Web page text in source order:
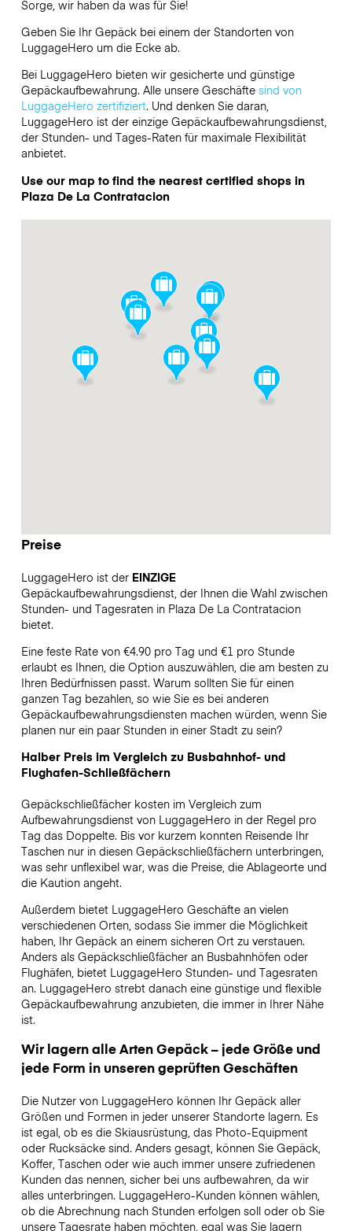
Sorge, wir haben da was für Sie!
Geben Sie Ihr Gepäck bei einem der Standorten von
LuggageHero um die Ecke ab.
Bei LuggageHero bieten wir gesicherte und günstige
Gepäckaufbewahrung. Alle unsere Geschäfte sind von
LuggageHero zertifiziert. Und denken Sie daran,
LuggageHero ist der einzige Gepäckaufbewahrungsdienst,
der Stunden- und Tages-Raten für maximale Flexibilität
anbietet.
Use our map to find the nearest certified shops in
Plaza De La Contratacion
Preise
LuggageHero ist der EINZIGE
Gepäckaufbewahrungsdienst, der Ihnen die Wahl zwischen
Stunden- und Tagesraten in Plaza De La Contratacion
bietet.
Eine feste Rate von €4.90 pro Tag und €1 pro Stunde
erlaubt es Ihnen, die Option auszuwählen, die am besten zu
Ihren Bedürfnissen passt. Warum sollten Sie für einen
ganzen Tag bezahlen, so wie Sie es bei anderen
Gepäckaufbewahrungsdiensten machen würden, wenn Sie
planen nur ein paar Stunden in einer Stadt zu sein?
Halber Preis im Vergleich zu Busbahnhof- und
Flughafen-Schließfächern
Gepäckschließfächer kosten im Vergleich zum
Aufbewahrungsdienst von LuggageHero in der Regel pro
Tag das Doppelte. Bis vor kurzem konnten Reisende Ihr
Taschen nur in diesen Gepäckschließfächern unterbringen,
was sehr unflexibel war, was die Preise, die Ablageorte und
die Kaution angeht.
Außerdem bietet LuggageHero Geschäfte an vielen
verschiedenen Orten, sodass Sie immer die Möglichkeit
haben, Ihr Gepäck an einem sicheren Ort zu verstauen.
Anders als Gepäckschließfächer an Busbahnhöfen oder
Flughäfen, bietet LuggageHero Stunden- und Tagesraten
an. LuggageHero strebt danach eine günstige und flexible
Gepäckaufbewahrung anzubieten, die immer in Ihrer Nähe
ist.
Wir lagern alle Arten Gepäck – jede Größe und
jede Form in unseren geprüften Geschäften
Die Nutzer von LuggageHero können Ihr Gepäck aller
Größen und Formen in jeder unserer Standorte lagern. Es
ist egal, ob es die Skiausrüstung, das Photo-Equipment
oder Rucksäcke sind. Anders gesagt, können Sie Gepäck,
Koffer, Taschen oder wie auch immer unsere zufriedenen
Kunden das nennen, sicher bei uns aufbewahren, da wir
alles unterbringen. LuggageHero-Kunden können wählen,
ob die Abrechnung nach Stunden erfolgen soll oder ob Sie
unsere Tagesrate haben möchten, egal was Sie lagern